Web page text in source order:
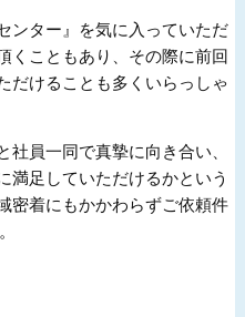
ンター』を気に入っていただ
くこともあり、その際に前回
だけることも多くいらっしゃ
員一同で真摯に向き合い、
満足していただけるかという
密着にもかかわらずご依頼件